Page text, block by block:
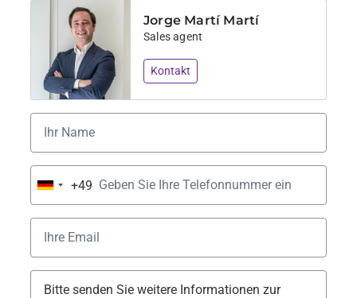
Jorge Martí Martí
Sales agent
Kontakt
Germany
+49